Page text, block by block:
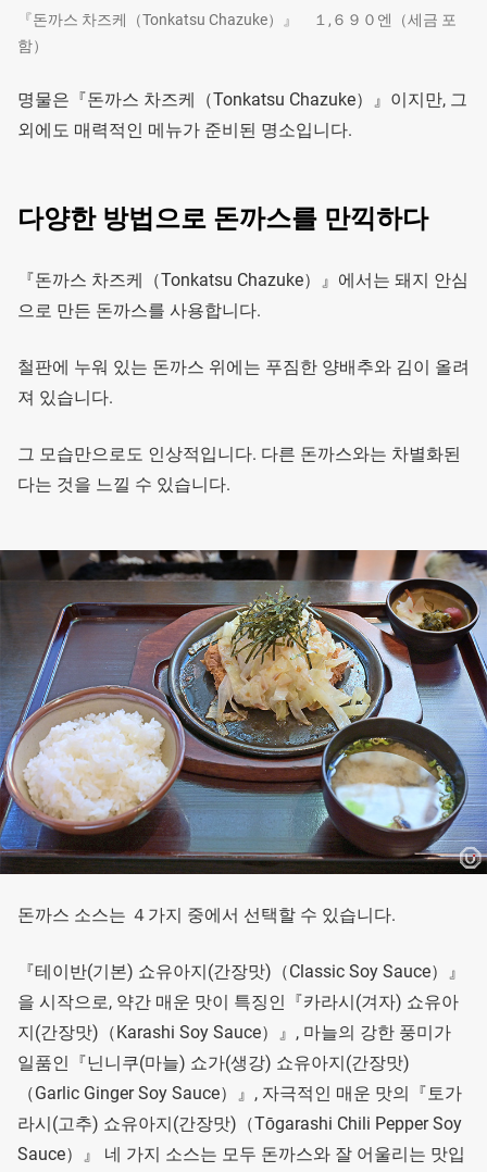
『돈까스 차즈케（Tonkatsu Chazuke）』 １,６９０엔（세금 포
함）
명물은『돈까스 차즈케（Tonkatsu Chazuke）』이지만, 그
외에도 매력적인 메뉴가 준비된 명소입니다.
다양한 방법으로 돈까스를 만끽하다
『돈까스 차즈케（Tonkatsu Chazuke）』에서는 돼지 안심
으로 만든 돈까스를 사용합니다.
철판에 누워 있는 돈까스 위에는 푸짐한 양배추와 김이 올려
져 있습니다.
그 모습만으로도 인상적입니다. 다른 돈까스와는 차별화된
다는 것을 느낄 수 있습니다.
돈까스 소스는 ４가지 중에서 선택할 수 있습니다.
『테이반(기본) 쇼유아지(간장맛)（Classic Soy Sauce）』
을 시작으로, 약간 매운 맛이 특징인『카라시(겨자) 쇼유아
지(간장맛)（Karashi Soy Sauce）』, 마늘의 강한 풍미가
일품인『닌니쿠(마늘) 쇼가(생강) 쇼유아지(간장맛)
（Garlic Ginger Soy Sauce）』, 자극적인 매운 맛의『토가
라시(고추) 쇼유아지(간장맛)（Tōgarashi Chili Pepper Soy
Sauce）』 네 가지 소스는 모두 돈까스와 잘 어울리는 맛입